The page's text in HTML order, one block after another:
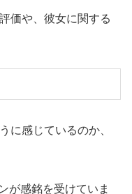
価や、彼女に関する
に感じているのか、
が感銘を受けていま